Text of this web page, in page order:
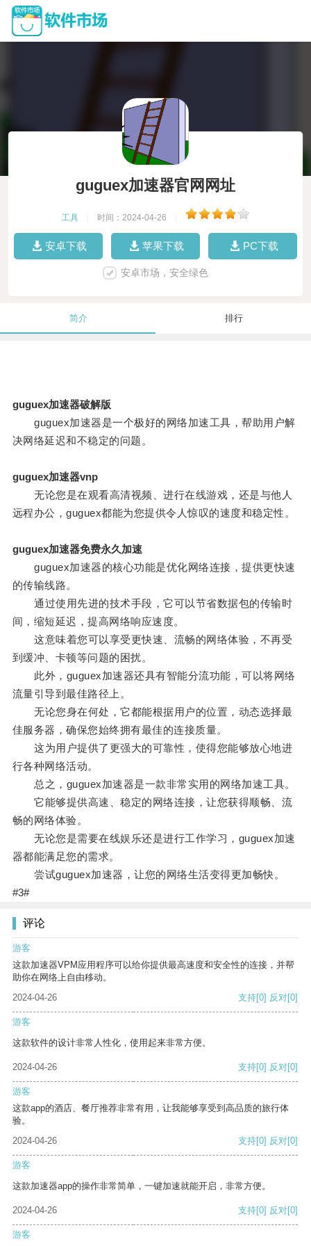
guguex加速器官网网址
工具 时间：2024-04-26
安卓下载 苹果下载 PC下载
安卓市场，安全绿色
简介 排行
guguex加速器破解版
guguex加速器是一个极好的网络加速工具，帮助用户解
决网络延迟和不稳定的问题。
guguex加速器vnp
无论您是在观看高清视频、进行在线游戏，还是与他人
远程办公，guguex都能为您提供令人惊叹的速度和稳定性。
guguex加速器免费永久加速
guguex加速器的核心功能是优化网络连接，提供更快速
的传输线路。
通过使用先进的技术手段，它可以节省数据包的传输时
间，缩短延迟，提高网络响应速度。
这意味着您可以享受更快速、流畅的网络体验，不再受
到缓冲、卡顿等问题的困扰。
此外，guguex加速器还具有智能分流功能，可以将网络
流量引导到最佳路径上。
无论您身在何处，它都能根据用户的位置，动态选择最
佳服务器，确保您始终拥有最佳的连接质量。
这为用户提供了更强大的可靠性，使得您能够放心地进
行各种网络活动。
总之，guguex加速器是一款非常实用的网络加速工具。
它能够提供高速、稳定的网络连接，让您获得顺畅、流
畅的网络体验。
无论您是需要在线娱乐还是进行工作学习，guguex加速
器都能满足您的需求。
尝试guguex加速器，让您的网络生活变得更加畅快。
#3#
评论
游客
这款加速器VPM应用程序可以给你提供最高速度和安全性的连接，并帮
助你在网络上自由移动。
2024-04-26
支持[0] 反对[0]
游客
这款软件的设计非常人性化，使用起来非常方便。
2024-04-26 支持[0] 反对[0]
游客
这款app的酒店、餐厅推荐非常有用，让我能够享受到高品质的旅行体
验。
2024-04-26
支持[0] 反对[0]
游客
这款加速器app的操作非常简单，一键加速就能开启，非常方便。
2024-04-26 支持[0] 反对[0]
游客